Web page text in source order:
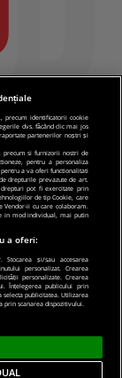
|Politica
precum identificatorii cookie
dvs. făcând clic mai jos
partenerilor noștri și
precum si furnizorii nostri de
pentru a personaliza
a va oferi functionalitati
drepturile prevazute de art.
drepturi pot fi exercitate prin
de tip Cookie, care
ii cu care colaboram.
in mod individual, mai putin
a oferi:
Stocarea și/sau accesarea
personalizat. Crearea
personalizate. Crearea
Înțelegerea publicului prin
publicitatea. Utilizarea
prin scanarea dispozitivului.